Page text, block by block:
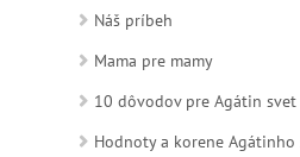
Náš príbeh
Mama pre mamy
10 dôvodov pre Agátin svet
Hodnoty a korene Agátinho